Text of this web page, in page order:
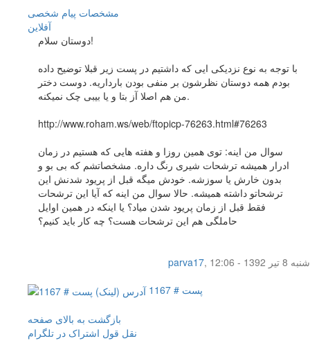
مشخصات پیام شخصی
آفلاين
دوستان سلام!
با توجه به نوع نزدیکی ایی که داشتیم در پست زیر قبلا توضیح داده
بودم همه دوستان نظرشون بر منفی بودن بارداریه. دوست دختر
من هم اصلا آز بتا و یا بیبی چک نمیکنه.
http://www.roham.ws/web/ftopicp-76263.html#76263
سوال من اینه: توی همین روزا و هفته هایی که هستیم در زمان
ادرار همیشه ترشحات شیری رنگ داره. مشخصاتشم که بی بو و
بدون خارش یا سوزشه. خودش میگه قبل از پریود شدنش این
ترشحاتو داشته همیشه. حالا سوال من اینه که آیا این ترشحات
فقط قبل از زمان پریود شدن میاد؟ یا اینکه در همین اوایل
حاملگی هم این ترشحات هست؟ چه کار باید کنیم؟
parva17,
شنبه 8 تیر 1392 - 12:06
پست # 1167
بازگشت به بالای صفحه
نقل قول اشتراک در تلگرام